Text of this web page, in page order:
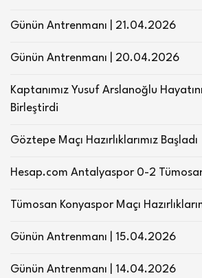
Günün Antrenmanı | 21.04.2026
Günün Antrenmanı | 20.04.2026
Kaptanımız Yusuf Arslanoğlu
Birleştirdi
Göztepe Maçı Hazırlıklarımız Başladı
Hesap.com Antalyaspor 0-2
Tümosan Konyaspor Maçı
Günün Antrenmanı | 15.04.2026
Günün Antrenmanı | 14.04.2026